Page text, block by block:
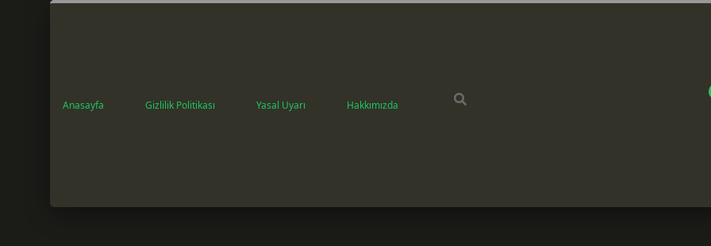
Anasayfa Gizlilik Politikası Yasal Uyarı Hakkımızda